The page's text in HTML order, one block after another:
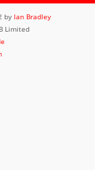
by Ian Bradley
Limited